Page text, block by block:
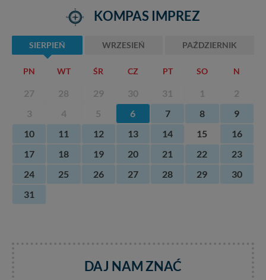
KOMPAS IMPREZ
SIERPIEŃ WRZESIEŃ PAŹDZIERNIK
PN WT ŚR CZ PT SO N
27 28 29 30 31 1
2
3
4 5 6 7 8
9
10
11 12 13 14 15
16
17
18 19 20 21 22
23
24
25 26 27 28 29
30
31
DAJ NAM ZNAĆ